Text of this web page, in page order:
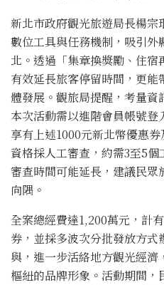
新北市政府觀光旅遊局長楊
數位工具與任務機制，吸引外
北。透過「集章換獎勵、住
有效延長旅客停留時間，更
體發展。觀旅局提醒，考量資
本次活動需以進階會員帳號
享有上述1000元新北幣優惠
資格採人工審查，約需3至5個
審查時間可能延長，建議民
向隅。
全案總經費達1,200萬元，計
券，並採多波次分批發放方
與，進一步活絡地方觀光經
樞紐的品牌形象。活動期間，